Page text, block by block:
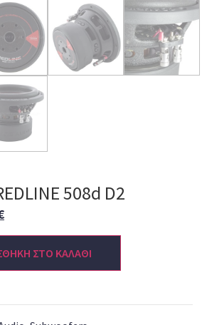
508d D2
ΣΤΟ ΚΑΛΑΘΙ